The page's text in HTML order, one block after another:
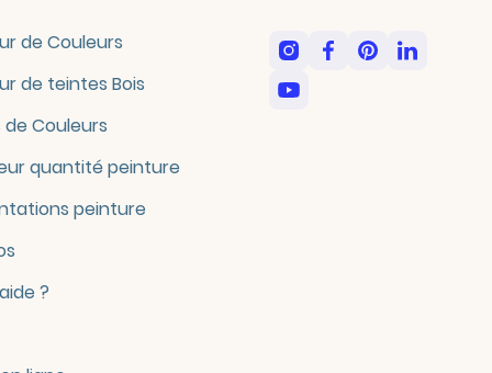
de Couleurs
de teintes Bois
Couleurs
quantité peinture
peinture
?